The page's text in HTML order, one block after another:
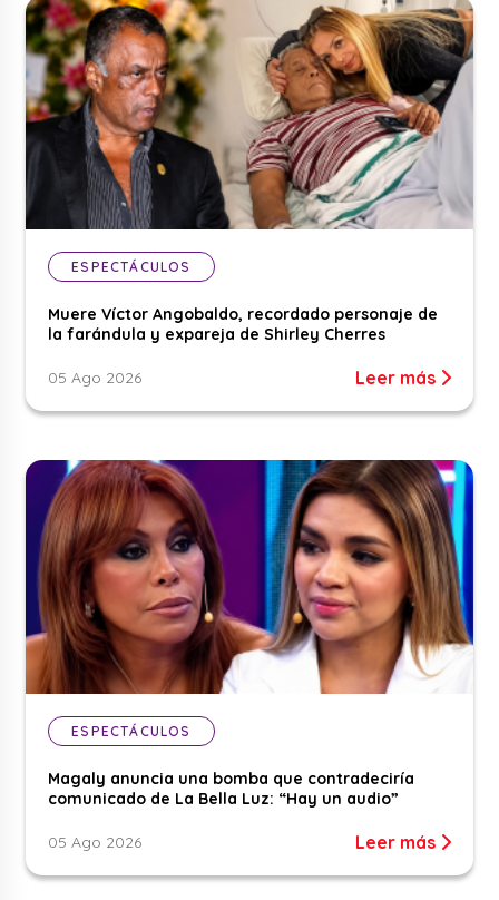
ESPECTÁCULOS
Muere Víctor Angobaldo, recordado personaje de
la farándula y expareja de Shirley Cherres
05 Ago 2026 Leer más
ESPECTÁCULOS
Magaly anuncia una bomba que contradeciría
comunicado de La Bella Luz: “Hay un audio”
05 Ago 2026 Leer más